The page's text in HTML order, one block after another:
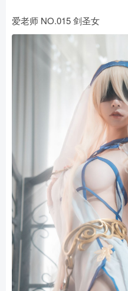
爱老师 NO.015 剑圣女